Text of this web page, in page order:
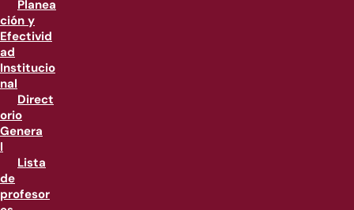
Planea
ción y
Efectivid
ad
Institucio
nal
Direct
orio
Genera
l
Lista
de
profesor